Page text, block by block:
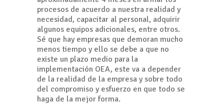
procesos de acuerdo a nuestra realidad y
necesidad, capacitar al personal, adquirir
algunos equipos adicionales, entre otros.
Sé que hay empresas que demoran mucho
menos tiempo y ello se debe a que no
existe un plazo medio para la
implementación OEA, este va a depender
de la realidad de la empresa y sobre todo
del compromiso y esfuerzo en que todo se
haga de la mejor forma.